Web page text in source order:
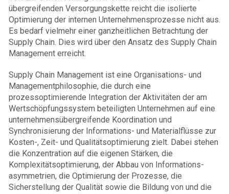
übergreifenden Versorgungskette reicht die isolierte
Optimierung der internen Unternehmens­prozesse nicht aus.
Es bedarf vielmehr einer ganzheitlichen Betrachtung der
Supply Chain. Dies wird über den Ansatz des Supply Chain
Management erreicht.
Supply Chain Management ist eine Organisations- und
Managementphilosophie, die durch eine
prozessoptimierende Integration der Aktivitäten der am
Wertschöpfungssystem beteiligten Unternehmen auf eine
unternehmensübergreifende Koordination und
Synchronisierung der Informations- und Materialflüsse zur
Kosten-, Zeit- und Qualitätsoptimierung zielt. Dabei stehen
die Konzentration auf die eigenen Stärken, die
Komplexitätsoptimierung, der Abbau von Informations­
asymmetrien, die Optimierung der Prozesse, die
Sicherstellung der Qualität sowie die Bildung von und die